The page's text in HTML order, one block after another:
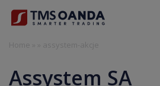
Assystem SA